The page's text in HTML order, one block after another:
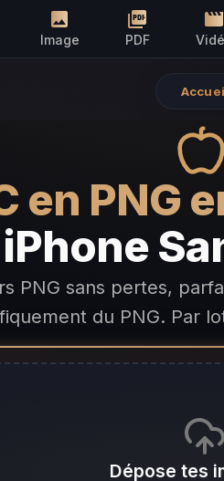
Image PDF
en PNG
iPhone
PNG sans pertes,
du PNG. Par
Dépose tes